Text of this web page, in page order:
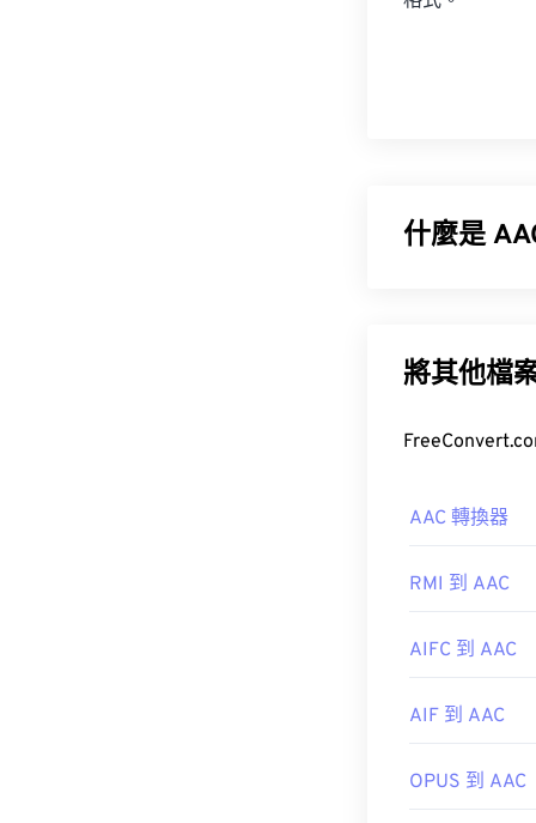
什麼是
音訊格式。
此外，由於
開，例如
首次發布：
將其他檔
AAC 轉換器
RMI 到 AAC
AIFC 到 AAC
AIF 到 AAC
OPUS 到 AAC